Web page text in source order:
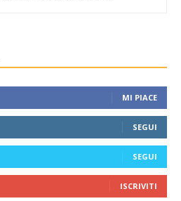
MI PIACE
SEGUI
SEGUI
ISCRIVITI